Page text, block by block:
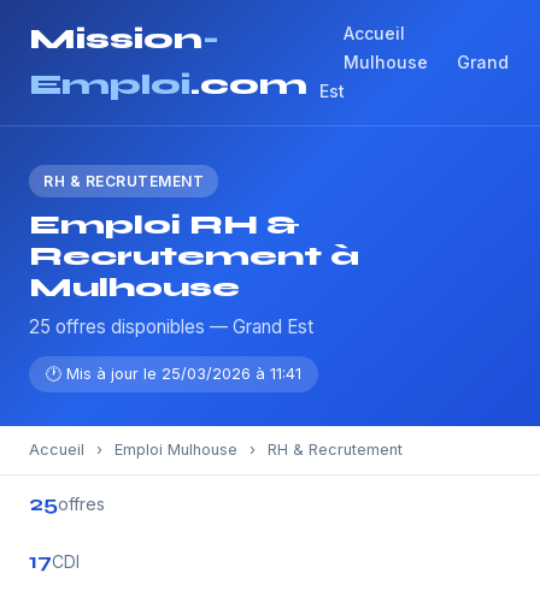
Mission-
Emploi.com
Accueil
Mulhouse
Grand
Est
RH & RECRUTEMENT
Emploi RH &
Recrutement à
Mulhouse
25 offres disponibles — Grand Est
🕐 Mis à jour le 25/03/2026 à 11:41
Accueil › Emploi Mulhouse › RH & Recrutement
25offres
17CDI